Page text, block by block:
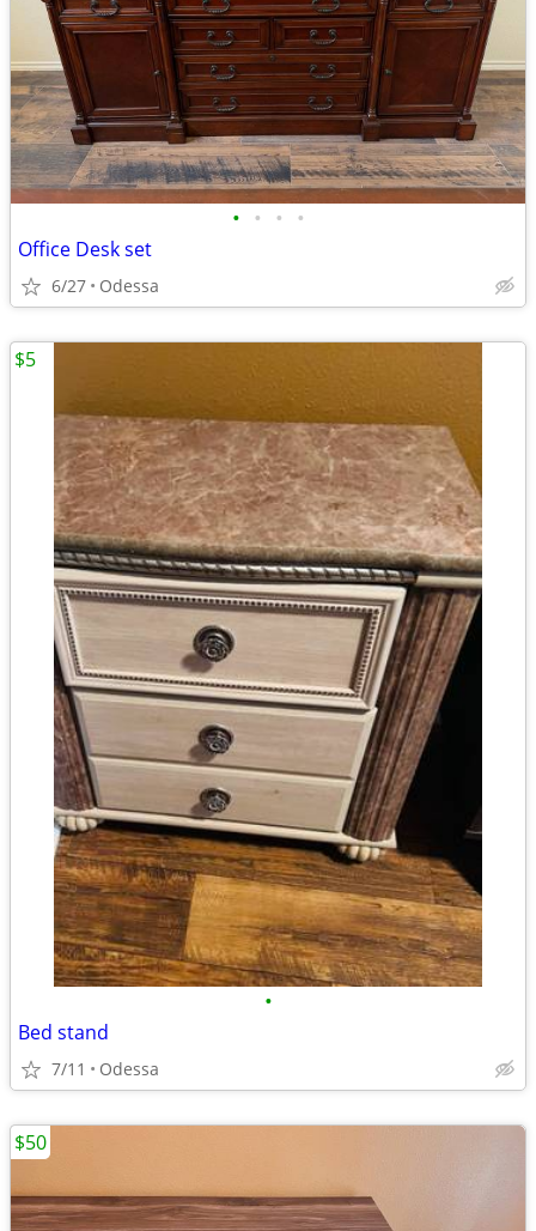
• • • •
Office Desk set
6/27 Odessa
•
Bed stand
7/11 Odessa
$5
$50